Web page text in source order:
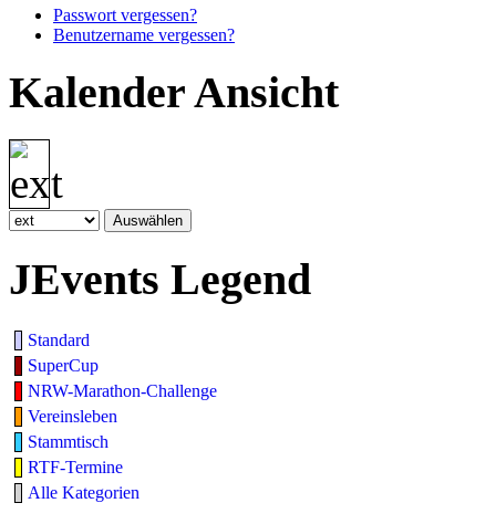
Passwort vergessen?
Benutzername vergessen?
Kalender Ansicht
JEvents Legend
Standard
SuperCup
NRW-Marathon-Challenge
Vereinsleben
Stammtisch
RTF-Termine
Alle Kategorien